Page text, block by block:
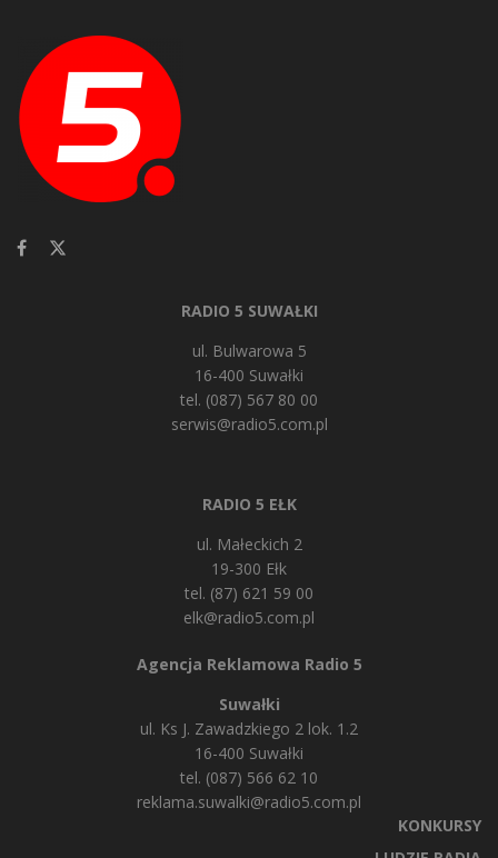
RADIO 5 SUWAŁKI
ul. Bulwarowa 5
16-400 Suwałki
tel. (087) 567 80 00
serwis@radio5.com.pl
RADIO 5 EŁK
ul. Małeckich 2
19-300 Ełk
tel. (87) 621 59 00
elk@radio5.com.pl
Agencja Reklamowa Radio 5
Suwałki
ul. Ks J. Zawadzkiego 2 lok. 1.2
16-400 Suwałki
tel. (087) 566 62 10
reklama.suwalki@radio5.com.pl
KONKURSY